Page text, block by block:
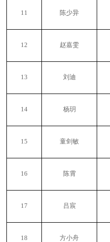
11 陈少异
12 赵嘉雯
13 刘迪
14 杨玥
15 童剑敏
16 陈霄
17 吕宸
18 方小舟